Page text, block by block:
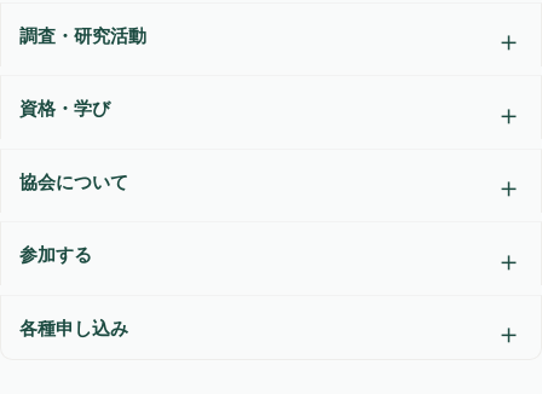
調査・研究活動
資格・学び
協会について
参加する
各種申し込み